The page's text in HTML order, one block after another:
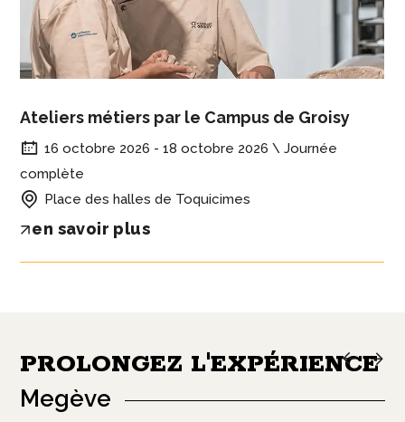
Ateliers métiers par le Campus de Groisy
16 octobre 2026 - 18 octobre 2026 \ Journée
complète
Place des halles de Toquicimes
en savoir plus
Megève
PROLONGEZ L'EXPÉRIENCE